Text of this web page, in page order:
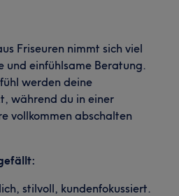
Friseuren nimmt sich viel
und einfühlsame Beratung.
werden deine
während du in einer
vollkommen abschalten
stilvoll, kundenfokussiert.